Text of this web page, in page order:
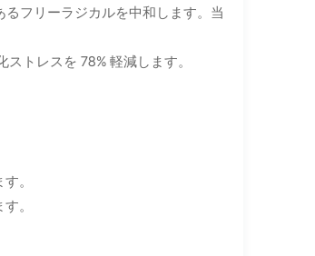
フリーラジカルを中和します。当
トレスを 78% 軽減します。
。
。